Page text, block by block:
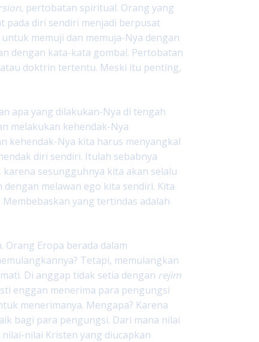
, pertobatan spiritual. Orang yang
pada diri sendiri menjadi berpusat
memuji dan memuja-Nya dengan
dengan kata-kata gombal. Pertobatan
doktrin tertentu. Meski itu penting,
apa yang dilakukan-Nya di tengah
melakukan kehendak-Nya
kehendak-Nya kita harus menyangkal
diri sendiri. Itulah sebabnya
, karena sesungguhnya kita akan selalu
melawan ego kita sendiri. Kita
yang tertindas adalah
Eropa berada dalam
Tetapi, memulangkan
Di anggap tidak setia dengan rejim
enggan menerima para pengungsi
menerimanya. Mengapa? Karena
bagi para pengungsi. Dari mana nilai
nilai Kristen yang diucapkan